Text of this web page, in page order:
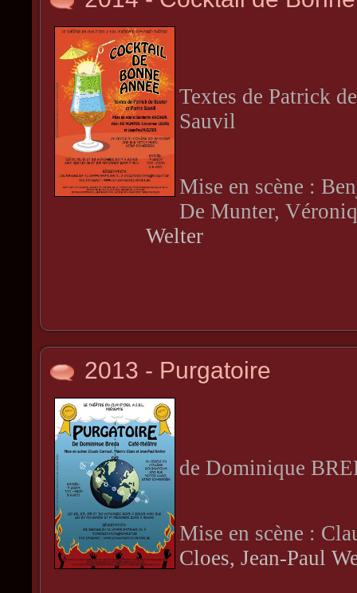
Textes de Patrick
Sauvil
Mise en scène :
De Munter,
Welter
2013 - Purgatoire
de Dominique
Mise en scène :
Cloes, Jean-Paul